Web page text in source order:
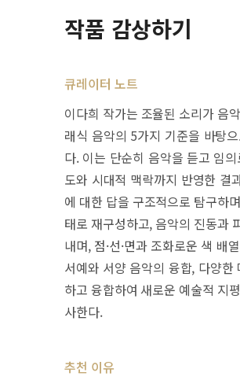
작품 감상하기
큐레이터 노트
이다희 작가는 조율된 소리가 음
래식 음악의 5가지 기준을 바탕
다. 이는 단순히 음악을 듣고 임
도와 시대적 맥락까지 반영한 결
에 대한 답을 구조적으로 탐구하
태로 재구성하고, 음악의 진동과
내며, 점·선·면과 조화로운 색
서예와 서양 음악의 융합, 다양
하고 융합하여 새로운 예술적 지
사한다.
추천 이유